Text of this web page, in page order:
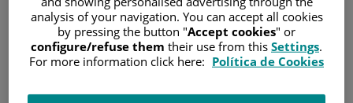
/CÁNCER DE TIROIDES
CAUSAS Y FACTORES DE RIESGO
Causas y factores de riesgo
analysis of your navigation. You can accept all cookies
by pressing the button "Accept cookies" or
configure/refuse them their use from this Settings.
For more information click here: Política de Cookies